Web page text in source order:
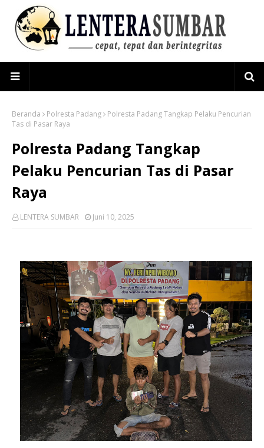
Beranda Polresta Padang
Polresta Padang Tangkap Pelaku Pencurian
Tas di Pasar Raya
Polresta Padang Tangkap
Pelaku Pencurian Tas di Pasar
Raya
LENTERA SUMBAR Juni 10, 2025